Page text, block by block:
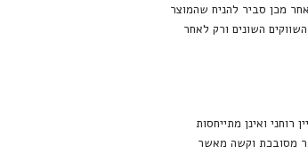
מכן סביר להניח שהמוצר
השונים ורק לאחר
ואינן מתייחסות
מסובכת וקשה מאשר